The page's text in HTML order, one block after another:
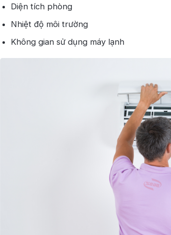
Diện tích phòng
Nhiệt độ môi trường
Không gian sử dụng máy lạnh